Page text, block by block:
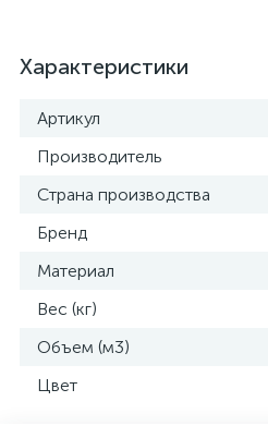
Характеристики
Артикул
Производитель
Страна производства
Бренд
Материал
Вес (кг)
Объем (м3)
Цвет